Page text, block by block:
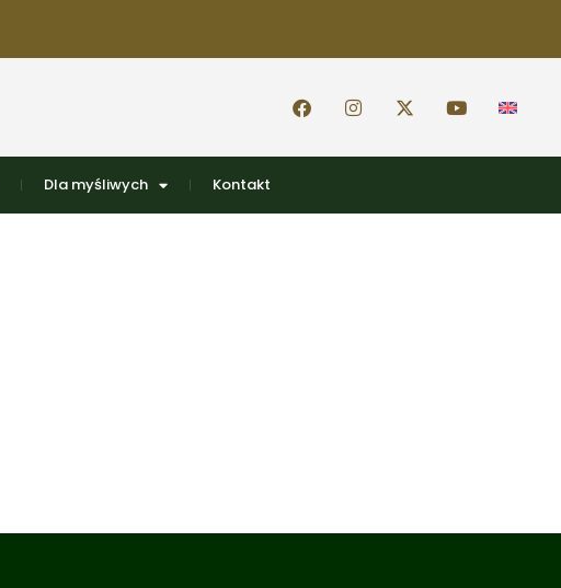
Dla myśliwych Kontakt